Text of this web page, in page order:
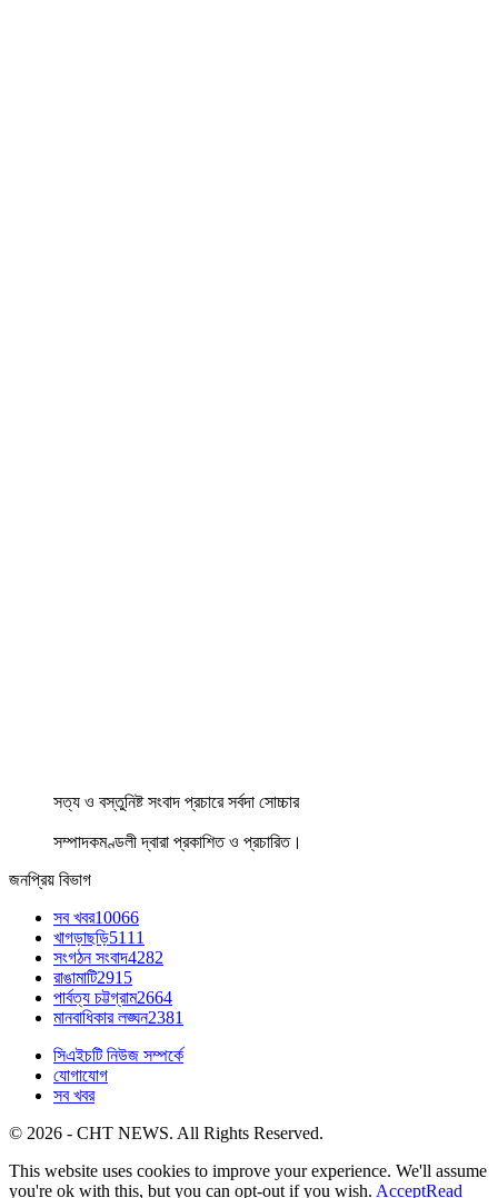
সত্য ও বস্তুনিষ্ট সংবাদ প্রচারে সর্বদা সোচ্চার
সম্পাদকমণ্ডলী দ্বারা প্রকাশিত ও প্রচারিত।
জনপ্রিয় বিভাগ
সব খবর10066
খাগড়াছড়ি5111
সংগঠন সংবাদ4282
রাঙামাটি2915
পার্বত্য চট্টগ্রাম2664
মানবাধিকার লঙ্ঘন2381
সিএইচটি নিউজ সম্পর্কে
যোগাযোগ
সব খবর
© 2026 - CHT NEWS. All Rights Reserved.
This website uses cookies to improve your experience. We'll assume
you're ok with this, but you can opt-out if you wish. AcceptRead